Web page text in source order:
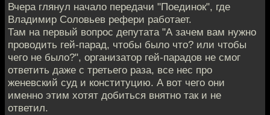
Вчера глянул начало передачи "Поединок", где
Владимир Соловьев рефери работает.
Там на первый вопрос депутата "А зачем вам нужно
проводить гей-парад, чтобы было что? или чтобы
чего не было?", организатор гей-парадов не смог
ответить даже с третьего раза, все нес про
женевский суд и конституцию. А вот чего они
именно этим хотят добиться внятно так и не
ответил.